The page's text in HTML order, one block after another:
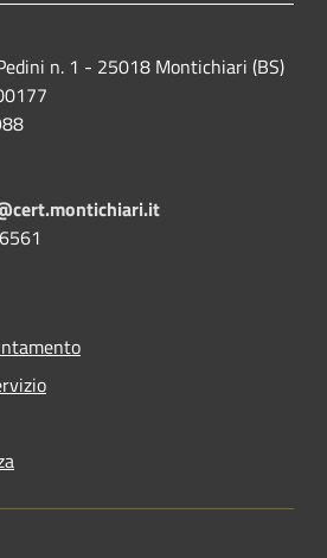
n. 1 - 25018 Montichiari (BS)